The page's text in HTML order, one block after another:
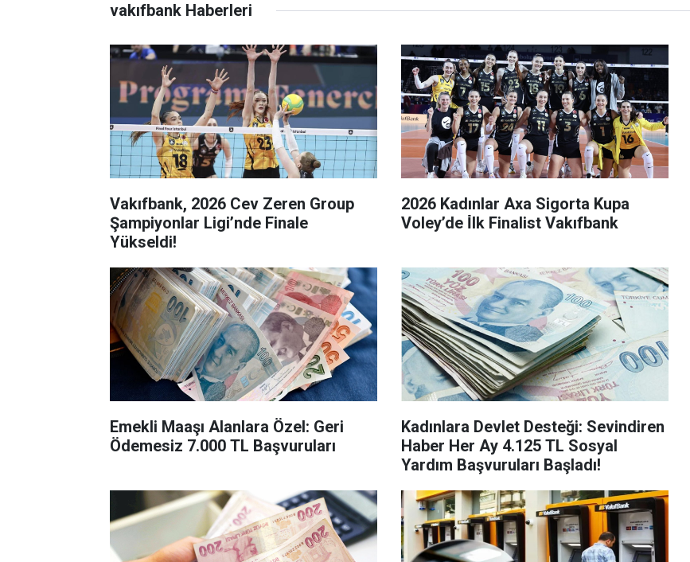
vakıfbank Haberleri
Vakıfbank, 2026 Cev Zeren Group
Şampiyonlar Ligi’nde Finale
Yükseldi!
2026 Kadınlar Axa Sigorta Kupa
Voley’de İ̇lk Finalist Vakıfbank
Emekli Maaşı Alanlara Özel: Geri
Ödemesiz 7.000 TL Başvuruları
Kadınlara Devlet Desteği: Sevindiren
Haber Her Ay 4.125 TL Sosyal
Yardım Başvuruları Başladı!